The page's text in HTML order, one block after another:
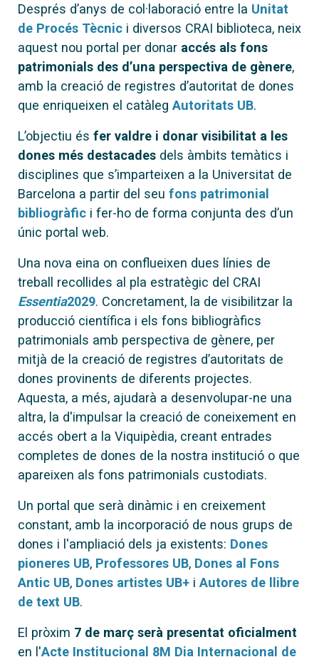
Després d’anys de col·laboració entre la Unitat
de Procés Tècnic i diversos CRAI biblioteca, neix
aquest nou portal per donar accés als fons
patrimonials des d’una perspectiva de gènere,
amb la creació de registres d’autoritat de dones
que enriqueixen el catàleg Autoritats UB.
L’objectiu és fer valdre i donar visibilitat a les
dones més destacades dels àmbits temàtics i
disciplines que s’imparteixen a la Universitat de
Barcelona a partir del seu fons patrimonial
bibliogràfic i fer-ho de forma conjunta des d’un
únic portal web.
Una nova eina on conflueixen dues línies de
treball recollides al pla estratègic del CRAI
Essentia2029. Concretament, la de visibilitzar la
producció científica i els fons bibliogràfics
patrimonials amb perspectiva de gènere, per
mitjà de la creació de registres d’autoritats de
dones provinents de diferents projectes.
Aquesta, a més, ajudarà a desenvolupar-ne una
altra, la d'impulsar la creació de coneixement en
accés obert a la Viquipèdia, creant entrades
completes de dones de la nostra institució o que
apareixen als fons patrimonials custodiats.
Un portal que serà dinàmic i en creixement
constant, amb la incorporació de nous grups de
dones i l'ampliació dels ja existents: Dones
pioneres UB, Professores UB, Dones al Fons
Antic UB, Dones artistes UB+ i Autores de llibre
de text UB.
El pròxim 7 de març serà presentat oficialment
en l'Acte Institucional 8M Dia Internacional de